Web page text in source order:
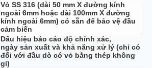
Vỏ SS 316 (dài 50 mm X đường kính
ngoài 6mm hoặc dài 100mm X đường
kính ngoài 6mm) có sẵn để bảo vệ đầu
cảm biến
Dấu hiệu báo cáo độ chính xác,
ngày sản xuất và khả năng xử lý (chỉ có
đối với đầu dò có vỏ bằng thép không
gỉ)